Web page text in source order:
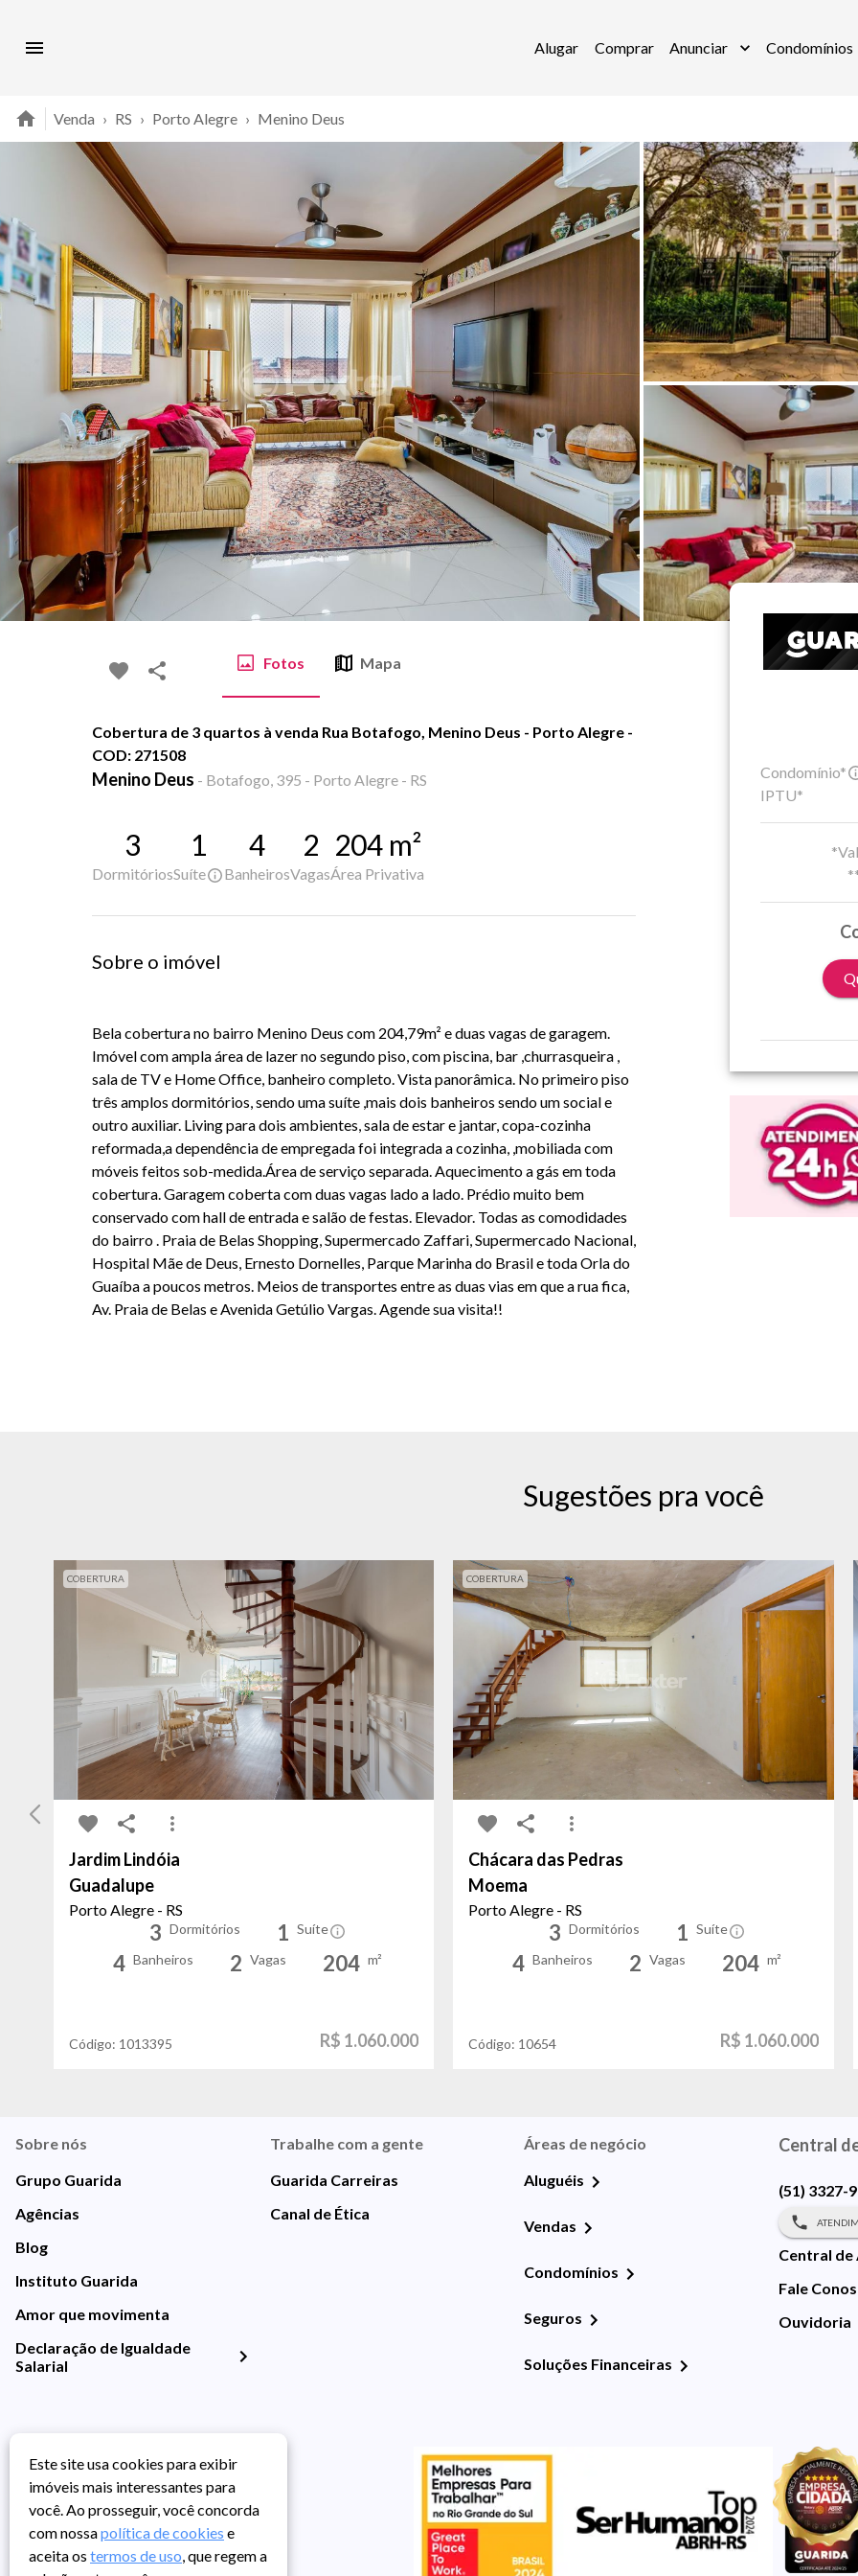
Alugar Comprar Anunciar Condomínios
Venda › RS › Porto Alegre › Menino Deus
Fotos Mapa
Cobertura de 3 quartos à venda Rua Botafogo, Menino Deus - Porto Alegre -
COD: 271508
Menino Deus - Botafogo, 395 - Porto Alegre - RS
3
Dormitórios
1
Suíte
4
Banheiros
2
Vagas
204 m²
Área Privativa
Sobre o imóvel
Bela cobertura no bairro Menino Deus com 204,79m² e duas vagas de garagem.
Imóvel com ampla área de lazer no segundo piso, com piscina, bar ,churrasqueira ,
sala de TV e Home Office, banheiro completo. Vista panorâmica. No primeiro piso
três amplos dormitórios, sendo uma suíte ,mais dois banheiros sendo um social e
outro auxiliar. Living para dois ambientes, sala de estar e jantar, copa-cozinha
reformada,a dependência de empregada foi integrada a cozinha, ,mobiliada com
móveis feitos sob-medida.Área de serviço separada. Aquecimento a gás em toda
cobertura. Garagem coberta com duas vagas lado a lado. Prédio muito bem
conservado com hall de entrada e salão de festas. Elevador. Todas as comodidades
do bairro . Praia de Belas Shopping, Supermercado Zaffari, Supermercado Nacional,
Hospital Mãe de Deus, Ernesto Dornelles, Parque Marinha do Brasil e toda Orla do
Guaíba a poucos metros. Meios de transportes entre as duas vias em que a rua fica,
Av. Praia de Belas e Avenida Getúlio Vargas. Agende sua visita!!
Condomínio*
IPTU*
Sugestões pra você
COBERTURA
Jardim Lindóia
Guadalupe
Porto Alegre - RS
3 Dormitórios 1 Suíte
4 Banheiros 2 Vagas 204 m²
Código: 1013395 R$ 1.060.000
COBERTURA
Chácara das Pedras
Moema
Porto Alegre - RS
3 Dormitórios 1 Suíte
4 Banheiros 2 Vagas 204 m²
Código: 10654 R$ 1.060.000
Sobre nós
Grupo Guarida
Agências
Blog
Instituto Guarida
Amor que movimenta
Declaração de Igualdade
Salarial
Trabalhe com a gente
Guarida Carreiras
Canal de Ética
Áreas de negócio
Aluguéis
Vendas
Condomínios
Seguros
Soluções Financeiras
Central
(51) 3327-
Central de
Fale
Ouvidoria
Este site usa cookies para exibir
imóveis mais interessantes para
você. Ao prosseguir, você concorda
com nossapolítica de cookies e
aceita os termos de uso, que regem a